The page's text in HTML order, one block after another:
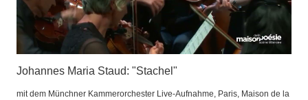
Johannes Maria Staud: "Stachel"
mit dem Münchner Kammerorchester Live-Aufnahme, Paris, Maison de la